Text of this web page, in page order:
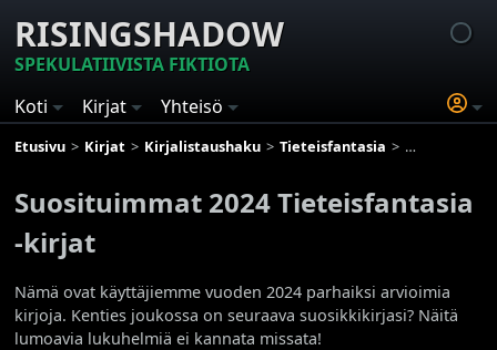
RISINGSHADOW
SPEKULATIIVISTA FIKTIOTA
Koti
Kirjat Yhteisö
Etusivu Kirjat Kirjalistaushaku Tieteisfantasia
Suosituimmat 2024 Tieteisfantasia
-kirjat
Nämä ovat käyttäjiemme vuoden 2024 parhaiksi arvioimia
kirjoja. Kenties joukossa on seuraava suosikkikirjasi? Näitä
lumoavia lukuhelmiä ei kannata missata!